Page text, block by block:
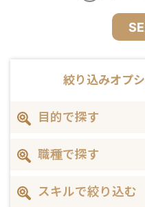
絞り込みオプ
目的で探す
職種で探す
スキルで絞り込む